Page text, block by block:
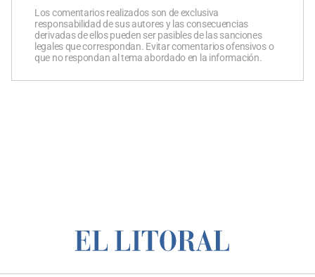
Los comentarios realizados son de exclusiva
responsabilidad de sus autores y las consecuencias
derivadas de ellos pueden ser pasibles de las sanciones
legales que correspondan. Evitar comentarios ofensivos o
que no respondan al tema abordado en la información.